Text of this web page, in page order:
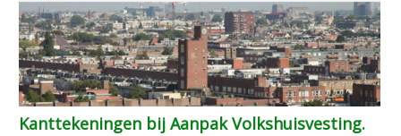
Kanttekeningen bij Aanpak Volkshuisvesting.